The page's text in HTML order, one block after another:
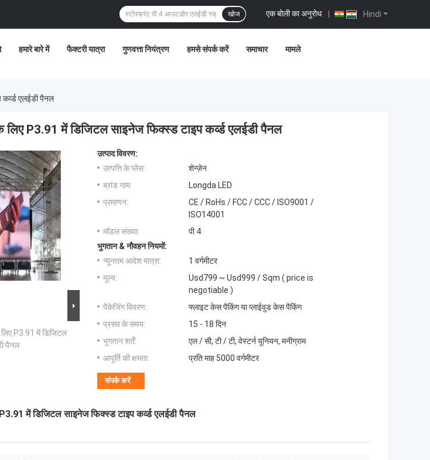
Hindi
एक बोली का अनुरोध |
खोज
हमारे बारे में फैक्टरी यात्रा गुणवत्ता नियंत्रण हमसे संपर्क करें समाचार मामले
एलईडी पैनल
P3.91 में डिजिटल साइनेज फिक्स्ड टाइप कर्व्ड एलईडी पैनल
P3.91 में डिजिटल
पैनल
उत्पाद विवरण:
उत्पत्ति के प्लेस:
शेन्ज़ेन
ब्रांड नाम:
Longda LED
प्रमाणन:
CE / RoHs / FCC / CCC / ISO9001 /
ISO14001
मॉडल संख्या:
पी 4
भुगतान & नौवहन नियमों:
न्यूनतम आदेश मात्रा:
1 वर्गमीटर
मूल्य:
Usd799 ~ Usd999 / Sqm ( price is
negotiable )
पैकेजिंग विवरण:
फ्लाइट केस पैकिंग या प्लाईवुड केस पैकिंग
प्रसव के समय:
15 - 18 दिन
भुगतान शर्तें:
एल / सी, टी / टी, वेस्टर्न यूनियन, मनीग्राम
आपूर्ति की क्षमता:
प्रति माह 5000 वर्गमीटर
संपर्क करें
में डिजिटल साइनेज फिक्स्ड टाइप कर्व्ड एलईडी पैनल